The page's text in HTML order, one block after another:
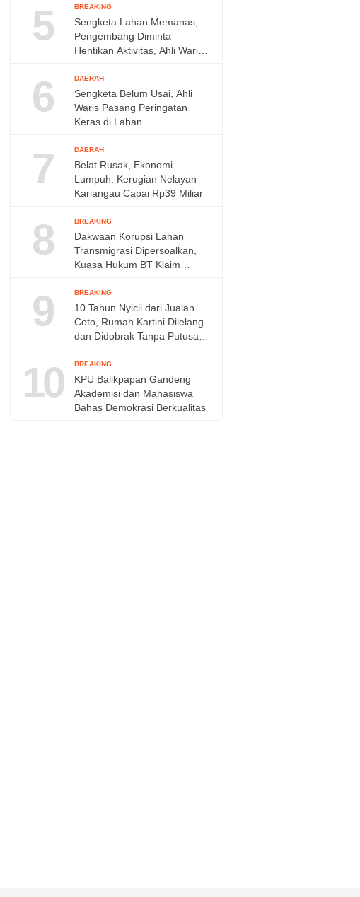
5 BREAKING
Sengketa Lahan Memanas,
Pengembang Diminta
Hentikan Aktivitas, Ahli Waris
6 DAERAH
Sengketa Belum Usai, Ahli
Waris Pasang Peringatan
Keras di Lahan
7 DAERAH
Belat Rusak, Ekonomi
Lumpuh: Kerugian Nelayan
Kariangau Capai Rp39 Miliar
8 BREAKING
Dakwaan Korupsi Lahan
Transmigrasi Dipersoalkan,
Kuasa Hukum BT Klaim
9 BREAKING
10 Tahun Nyicil dari Jualan
Coto, Rumah Kartini Dilelang
dan Didobrak Tanpa Putusan
10 BREAKING
KPU Balikpapan Gandeng
Akademisi dan Mahasiswa
Bahas Demokrasi Berkualitas